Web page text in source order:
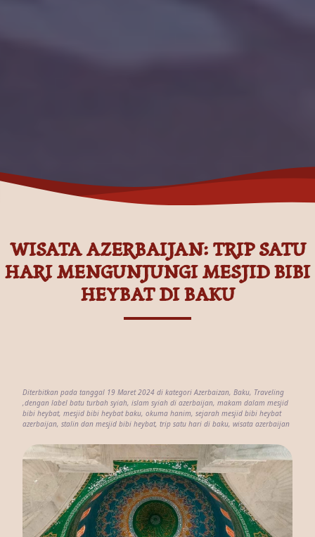
WISATA AZERBAIJAN: TRIP SATU
HARI MENGUNJUNGI MESJID BIBI
HEYBAT DI BAKU
Diterbitkan pada tanggal 19 Maret 2024 di kategoriAzerbaizan, Baku, Traveling
,dengan label batu turbah syiah, islam syiah di azerbaijan, makam dalam mesjid
bibi heybat, mesjid bibi heybat baku, okuma hanim, sejarah mesjid bibi heybat
azerbaijan, stalin dan mesjid bibi heybat, trip satu hari di baku, wisata azerbaijan